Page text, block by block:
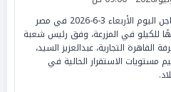
جاءت أسعار الدواجن اليوم الأربعاء 3-6-2026 في مصر
و66 جنيهًا للكيلو في المزرعة، وفق رئيس شعبة
القاهرة التجارية، عبدالعزيز السيد،
مستويات الاستقرار الحالية في